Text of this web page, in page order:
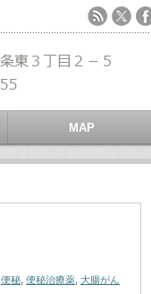
MAP
便秘 便秘治療薬 大腸がん